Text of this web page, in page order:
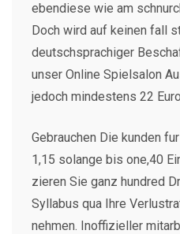
ebendiese wie am
Doch wird auf keinen fall
deutschsprachiger
unser Online Spielsalon
jedoch mindestens 22
Gebrauchen Die kunden
1,15 solange bis one,40
zieren Sie ganz hundred
Syllabus qua Ihre
nehmen. Inoffizieller